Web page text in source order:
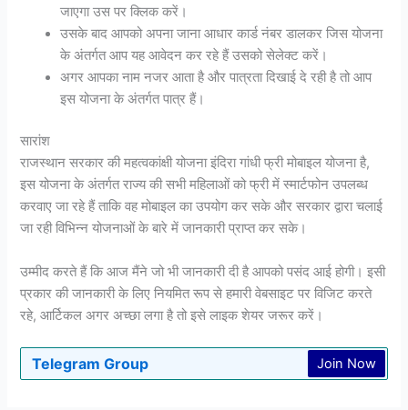
जाएगा उस पर क्लिक करें।
उसके बाद आपको अपना जाना आधार कार्ड नंबर डालकर जिस योजना
के अंतर्गत आप यह आवेदन कर रहे हैं उसको सेलेक्ट करें।
अगर आपका नाम नजर आता है और पात्रता दिखाई दे रही है तो आप
इस योजना के अंतर्गत पात्र हैं।
सारांश
राजस्थान सरकार की महत्वकांक्षी योजना इंदिरा गांधी फ्री मोबाइल योजना है,
इस योजना के अंतर्गत राज्य की सभी महिलाओं को फ्री में स्मार्टफोन उपलब्ध
करवाए जा रहे हैं ताकि वह मोबाइल का उपयोग कर सके और सरकार द्वारा चलाई
जा रही विभिन्न योजनाओं के बारे में जानकारी प्राप्त कर सके।
उम्मीद करते हैं कि आज मैंने जो भी जानकारी दी है आपको पसंद आई होगी। इसी
प्रकार की जानकारी के लिए नियमित रूप से हमारी वेबसाइट पर विजिट करते
रहे, आर्टिकल अगर अच्छा लगा है तो इसे लाइक शेयर जरूर करें।
Telegram Group Join Now